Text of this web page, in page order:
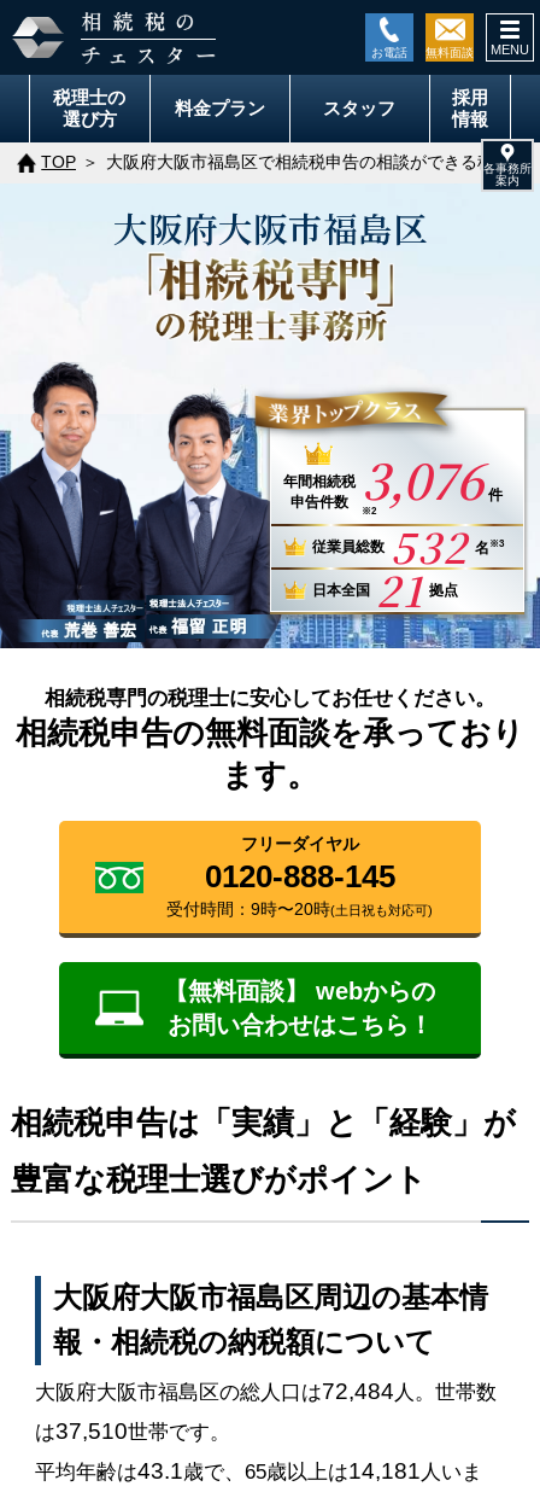
税理士の
選び方
料金プラン スタッフ
採用
情報
TOP 大阪府大阪市福島区で相続税申告の相談ができる税理士
大阪府大阪市福島区
年間相続税
申告件数
3,076 件
※2
従業員総数 532 名 ※3
日本全国 21 拠点
相続税専門の税理士に安心してお任せください。
相続税申告の無料面談を承っており
ます。
フリーダイヤル
0120-888-145
受付時間：9時〜20時(土日祝も対応可)
【無料面談】 webからの
お問い合わせはこちら！
相続税申告は「実績」と「経験」が
豊富な税理士選びがポイント
大阪府大阪市福島区周辺の基本情
報・相続税の納税額について
大阪府大阪市福島区の総人口は72,484 人。世帯数
は37,510世帯です。
平均年齢は43.1歳で、65歳以上は14,181 人いま